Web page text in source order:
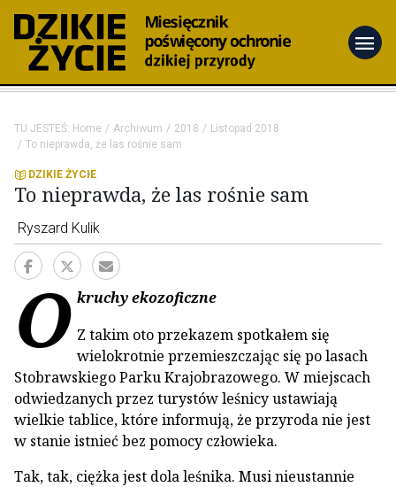
menu
TU JESTEŚ: Home Archiwum 2018
Listopad 2018
To nieprawda, że las rośnie sam
DZIKIE ŻYCIE
To nieprawda, że las rośnie sam
Ryszard Kulik
O kruchy ekozoficzne
Z takim oto przekazem spotkałem się
wielokrotnie przemieszczając się po lasach
Stobrawskiego Parku Krajobrazowego. W miejscach
odwiedzanych przez turystów leśnicy ustawiają
wielkie tablice, które informują, że przyroda nie jest
w stanie istnieć bez pomocy człowieka.
Tak, tak, ciężka jest dola leśnika. Musi nieustannie